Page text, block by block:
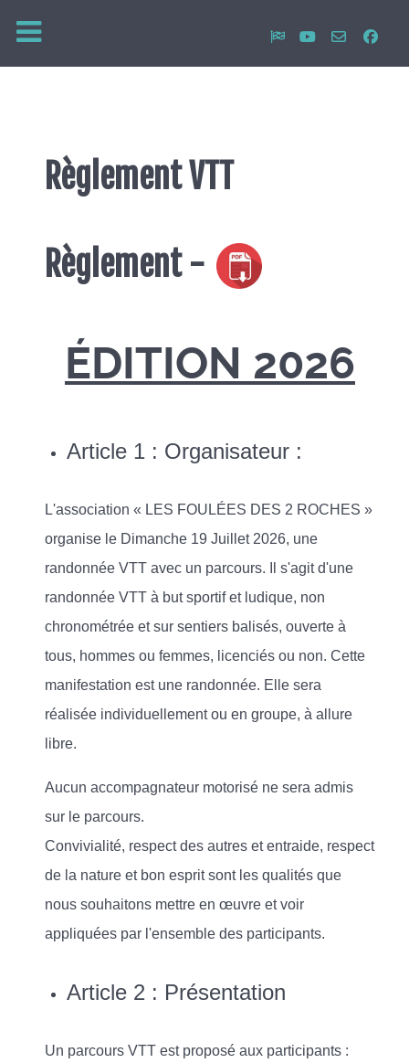
Règlement VTT
Règlement -
ÉDITION 2026
Article 1 : Organisateur :
L'association « LES FOULÉES DES 2 ROCHES »
organise le Dimanche 19 Juillet 2026, une
randonnée VTT avec un parcours. Il s'agit d'une
randonnée VTT à but sportif et ludique, non
chronométrée et sur sentiers balisés, ouverte à
tous, hommes ou femmes, licenciés ou non. Cette
manifestation est une randonnée. Elle sera
réalisée individuellement ou en groupe, à allure
libre.
Aucun accompagnateur motorisé ne sera admis
sur le parcours.
Convivialité, respect des autres et entraide, respect
de la nature et bon esprit sont les qualités que
nous souhaitons mettre en œuvre et voir
appliquées par l'ensemble des participants.
Article 2 : Présentation
Un parcours VTT est proposé aux participants :